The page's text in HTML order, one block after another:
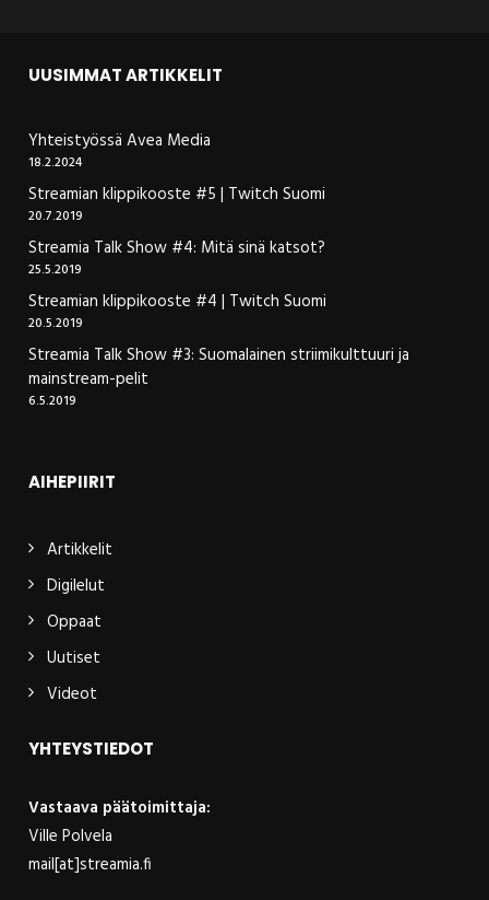
UUSIMMAT ARTIKKELIT
Yhteistyössä Avea Media
18.2.2024
Streamian klippikooste #5 | Twitch Suomi
20.7.2019
Streamia Talk Show #4: Mitä sinä katsot?
25.5.2019
Streamian klippikooste #4 | Twitch Suomi
20.5.2019
Streamia Talk Show #3: Suomalainen striimikulttuuri ja
mainstream-pelit
6.5.2019
AIHEPIIRIT
Artikkelit
Digilelut
Oppaat
Uutiset
Videot
YHTEYSTIEDOT
Vastaava päätoimittaja:
Ville Polvela
mail[at]streamia.fi